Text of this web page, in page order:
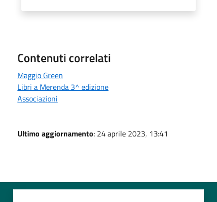
Contenuti correlati
Maggio Green
Libri a Merenda 3^ edizione
Associazioni
Ultimo aggiornamento: 24 aprile 2023, 13:41